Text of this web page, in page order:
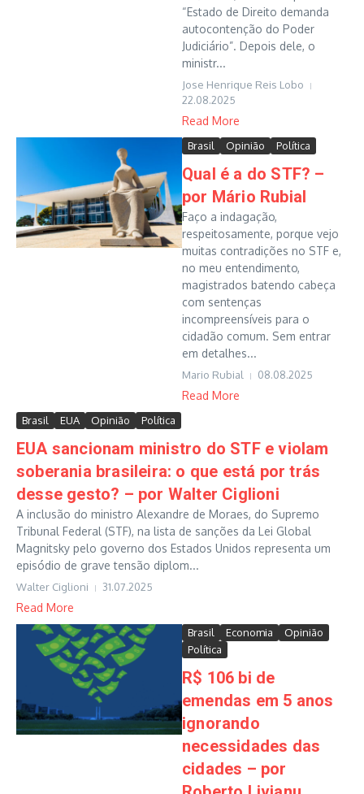
“Estado de Direito demanda
autocontenção do Poder
Judiciário”. Depois dele, o
ministr...
Jose Henrique Reis Lobo
22.08.2025
Read More
Brasil Opinião Política
Qual é a do STF? –
por Mário Rubial
Faço a indagação,
respeitosamente, porque vejo
muitas contradições no STF e,
no meu entendimento,
magistrados batendo cabeça
com sentenças
incompreensíveis para o
cidadão comum. Sem entrar
em detalhes...
Mario Rubial 08.08.2025
Read More
Brasil EUA Opinião Política
EUA sancionam ministro do STF e violam
soberania brasileira: o que está por trás
desse gesto? – por Walter Ciglioni
A inclusão do ministro Alexandre de Moraes, do Supremo
Tribunal Federal (STF), na lista de sanções da Lei Global
Magnitsky pelo governo dos Estados Unidos representa um
episódio de grave tensão diplom...
Walter Ciglioni 31.07.2025
Read More
Brasil Economia
Opinião
Política
R$ 106 bi de
emendas em 5 anos
ignorando
necessidades das
cidades – por